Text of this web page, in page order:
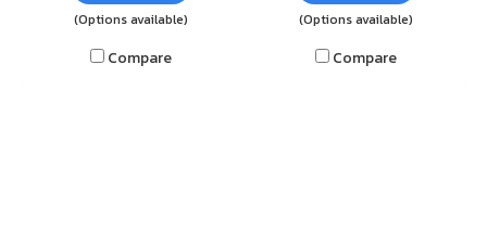
(Options available)
Compare
(Options available)
Compare